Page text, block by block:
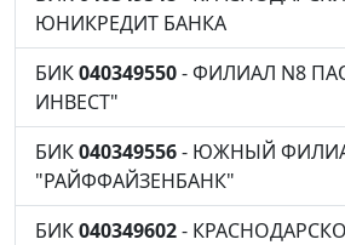
ЮНИКРЕДИТ БАНКА
БИК040349550- ФИЛИАЛ N8
ИНВЕСТ"
БИК040349556- ЮЖНЫЙ
"РАЙФФАЙЗЕНБАНК"
БИК040349602-